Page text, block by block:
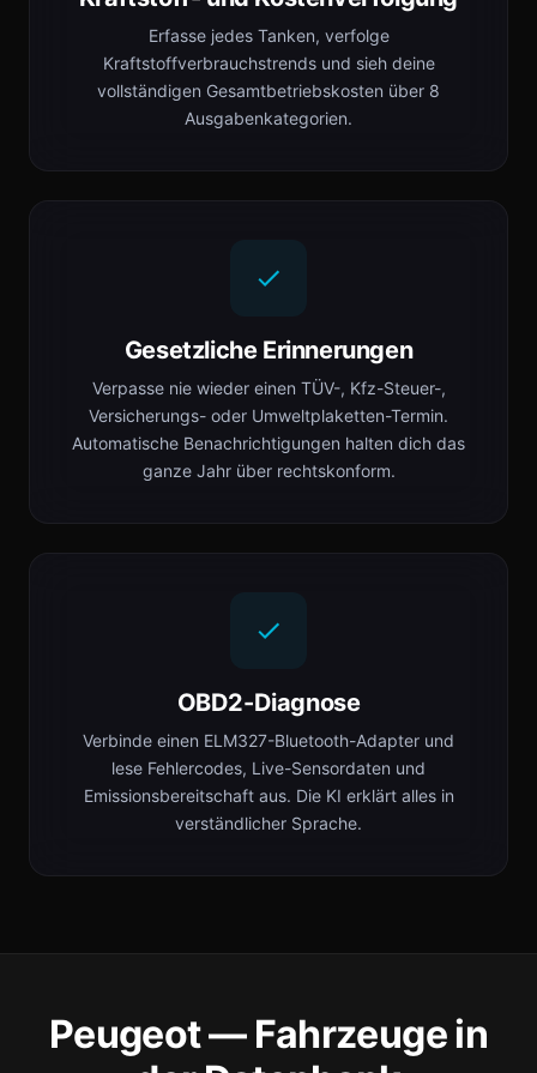
Erfasse jedes Tanken, verfolge
Kraftstoffverbrauchstrends und sieh deine
vollständigen Gesamtbetriebskosten über 8
Ausgabenkategorien.
Gesetzliche Erinnerungen
Verpasse nie wieder einen TÜV-, Kfz-Steuer-,
Versicherungs- oder Umweltplaketten-Termin.
Automatische Benachrichtigungen halten dich das
ganze Jahr über rechtskonform.
OBD2-Diagnose
Verbinde einen ELM327-Bluetooth-Adapter und
lese Fehlercodes, Live-Sensordaten und
Emissionsbereitschaft aus. Die KI erklärt alles in
verständlicher Sprache.
Peugeot — Fahrzeuge in